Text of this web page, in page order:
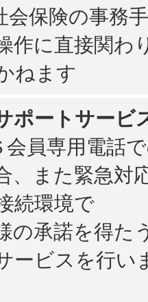
保険の事務
作に直接関わ
ねます
ポートサービ
会員専用電話
、また緊急対
続環境で
の承諾を得た
ービスを行い